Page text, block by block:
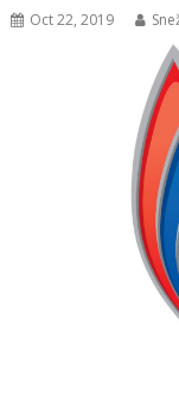
Oct 22, 2019